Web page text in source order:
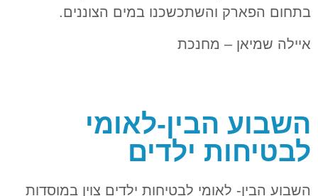
בתחום הפארק והשתכשכנו במים הצוננים.
איילה שמיאן – מחנכת
השבוע הבין-לאומי
לבטיחות ילדים
השבוע הבין- לאומי לבטיחות ילדים צוין במוסדות